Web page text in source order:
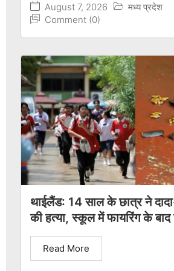
August 7, 2026
मध्य प्रदेश
Comment (0)
थाईलैंड: 14 साल के छात्र ने
की हत्या, स्कूल में फायरिंग के बाद
Read More